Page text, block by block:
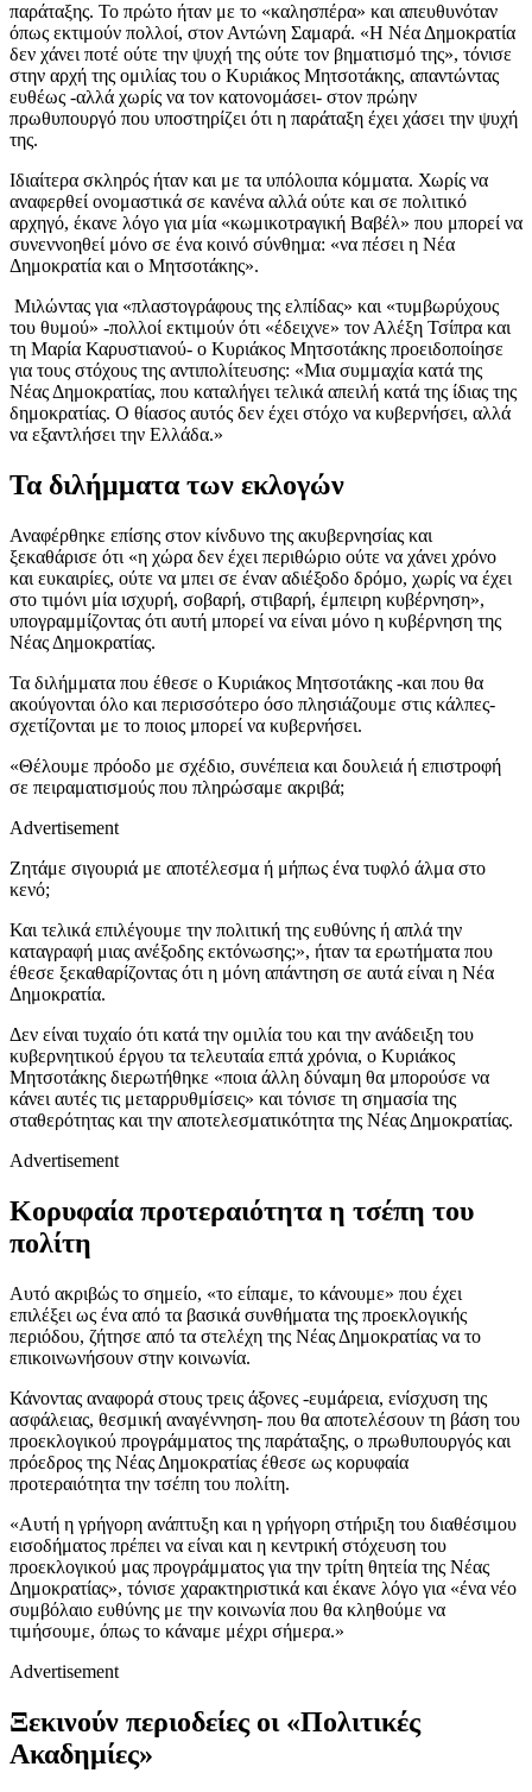
παράταξης. Το πρώτο ήταν με το «καλησπέρα» και απευθυνόταν
όπως εκτιμούν πολλοί, στον Αντώνη Σαμαρά. «Η Νέα Δημοκρατία
δεν χάνει ποτέ ούτε την ψυχή της ούτε τον βηματισμό της», τόνισε
στην αρχή της ομιλίας του ο Κυριάκος Μητσοτάκης, απαντώντας
ευθέως -αλλά χωρίς να τον κατονομάσει- στον πρώην
πρωθυπουργό που υποστηρίζει ότι η παράταξη έχει χάσει την ψυχή
της.
Ιδιαίτερα σκληρός ήταν και με τα υπόλοιπα κόμματα. Χωρίς να
αναφερθεί ονομαστικά σε κανένα αλλά ούτε και σε πολιτικό
αρχηγό, έκανε λόγο για μία «κωμικοτραγική Βαβέλ» που μπορεί να
συνεννοηθεί μόνο σε ένα κοινό σύνθημα: «να πέσει η Νέα
Δημοκρατία και ο Μητσοτάκης».
Μιλώντας για «πλαστογράφους της ελπίδας» και «τυμβωρύχους
του θυμού» -πολλοί εκτιμούν ότι «έδειχνε» τον Αλέξη Τσίπρα και
τη Μαρία Καρυστιανού- ο Κυριάκος Μητσοτάκης προειδοποίησε
για τους στόχους της αντιπολίτευσης: «Μια συμμαχία κατά της
Νέας Δημοκρατίας, που καταλήγει τελικά απειλή κατά της ίδιας της
δημοκρατίας. Ο θίασος αυτός δεν έχει στόχο να κυβερνήσει, αλλά
να εξαντλήσει την Ελλάδα.»
Τα διλήμματα των εκλογών
Αναφέρθηκε επίσης στον κίνδυνο της ακυβερνησίας και
ξεκαθάρισε ότι «η χώρα δεν έχει περιθώριο ούτε να χάνει χρόνο
και ευκαιρίες, ούτε να μπει σε έναν αδιέξοδο δρόμο, χωρίς να έχει
στο τιμόνι μία ισχυρή, σοβαρή, στιβαρή, έμπειρη κυβέρνηση»,
υπογραμμίζοντας ότι αυτή μπορεί να είναι μόνο η κυβέρνηση της
Νέας Δημοκρατίας.
Τα διλήμματα που έθεσε ο Κυριάκος Μητσοτάκης -και που θα
ακούγονται όλο και περισσότερο όσο πλησιάζουμε στις κάλπες-
σχετίζονται με το ποιος μπορεί να κυβερνήσει.
«Θέλουμε πρόοδο με σχέδιο, συνέπεια και δουλειά ή επιστροφή
σε πειραματισμούς που πληρώσαμε ακριβά;
Advertisement
Ζητάμε σιγουριά με αποτέλεσμα ή μήπως ένα τυφλό άλμα στο
κενό;
Και τελικά επιλέγουμε την πολιτική της ευθύνης ή απλά την
καταγραφή μιας ανέξοδης εκτόνωσης;», ήταν τα ερωτήματα που
έθεσε ξεκαθαρίζοντας ότι η μόνη απάντηση σε αυτά είναι η Νέα
Δημοκρατία.
Δεν είναι τυχαίο ότι κατά την ομιλία του και την ανάδειξη του
κυβερνητικού έργου τα τελευταία επτά χρόνια, ο Κυριάκος
Μητσοτάκης διερωτήθηκε «ποια άλλη δύναμη θα μπορούσε να
κάνει αυτές τις μεταρρυθμίσεις» και τόνισε τη σημασία της
σταθερότητας και την αποτελεσματικότητα της Νέας Δημοκρατίας.
Advertisement
Κορυφαία προτεραιότητα η τσέπη του
πολίτη
Αυτό ακριβώς το σημείο, «το είπαμε, το κάνουμε» που έχει
επιλέξει ως ένα από τα βασικά συνθήματα της προεκλογικής
περιόδου, ζήτησε από τα στελέχη της Νέας Δημοκρατίας να το
επικοινωνήσουν στην κοινωνία.
Κάνοντας αναφορά στους τρεις άξονες -ευμάρεια, ενίσχυση της
ασφάλειας, θεσμική αναγέννηση- που θα αποτελέσουν τη βάση του
προεκλογικού προγράμματος της παράταξης, ο πρωθυπουργός και
πρόεδρος της Νέας Δημοκρατίας έθεσε ως κορυφαία
προτεραιότητα την τσέπη του πολίτη.
«Αυτή η γρήγορη ανάπτυξη και η γρήγορη στήριξη του διαθέσιμου
εισοδήματος πρέπει να είναι και η κεντρική στόχευση του
προεκλογικού μας προγράμματος για την τρίτη θητεία της Νέας
Δημοκρατίας», τόνισε χαρακτηριστικά και έκανε λόγο για «ένα νέο
συμβόλαιο ευθύνης με την κοινωνία που θα κληθούμε να
τιμήσουμε, όπως το κάναμε μέχρι σήμερα.»
Advertisement
Ξεκινούν περιοδείες οι «Πολιτικές
Ακαδημίες»